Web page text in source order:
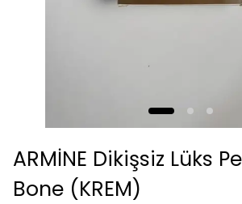
ARMİNE Dikişsiz Lüks
Bone (KREM)